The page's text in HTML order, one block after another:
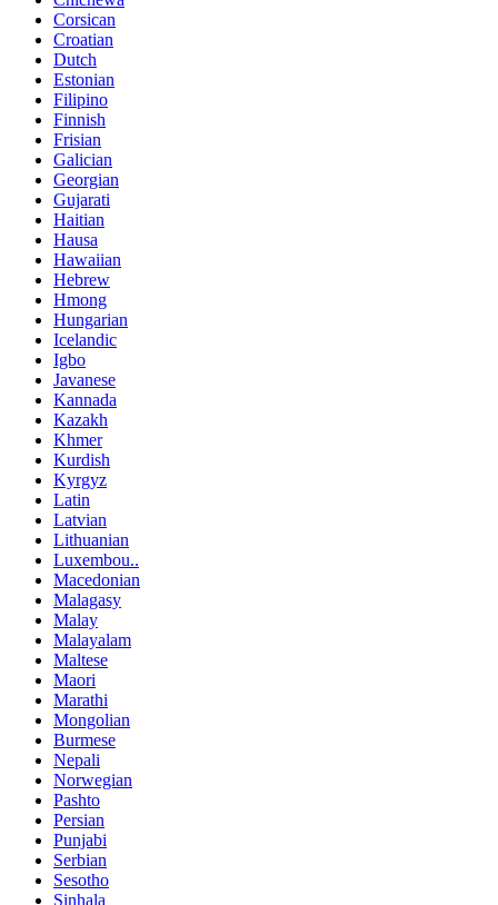
Corsican
Croatian
Dutch
Estonian
Filipino
Finnish
Frisian
Galician
Georgian
Gujarati
Haitian
Hausa
Hawaiian
Hebrew
Hmong
Hungarian
Icelandic
Igbo
Javanese
Kannada
Kazakh
Khmer
Kurdish
Kyrgyz
Latin
Latvian
Lithuanian
Luxembou..
Macedonian
Malagasy
Malay
Malayalam
Maltese
Maori
Marathi
Mongolian
Burmese
Nepali
Norwegian
Pashto
Persian
Punjabi
Serbian
Sesotho
Sinhala